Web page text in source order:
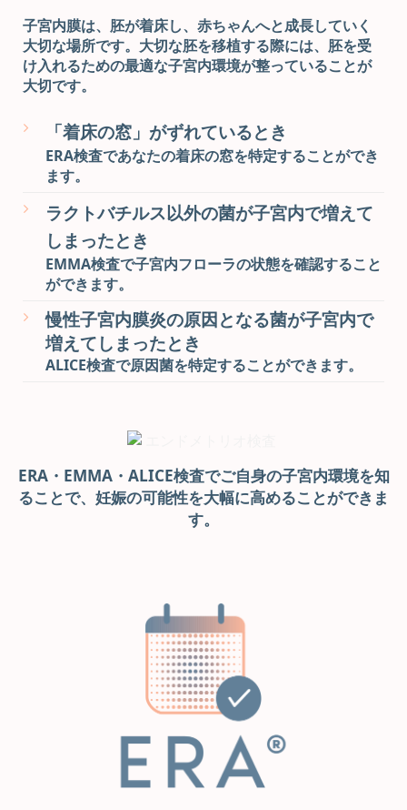
子宮内膜は、胚が着床し、赤ちゃんへと成長していく
大切な場所です。大切な胚を移植する際には、胚を受
け入れるための最適な子宮内環境が整っていることが
大切です。
「着床の窓」がずれているとき
ERA検査であなたの着床の窓を特定することができ
ます。
ラクトバチルス以外の菌が子宮内で増えて
しまったとき
EMMA検査で子宮内フローラの状態を確認すること
ができます。
慢性子宮内膜炎の原因となる菌が子宮内で
増えてしまったとき
ALICE検査で原因菌を特定することができます。
ERA・EMMA・ALICE検査でご自身の子宮内環境を知
ることで、妊娠の可能性を大幅に高めることができま
す。